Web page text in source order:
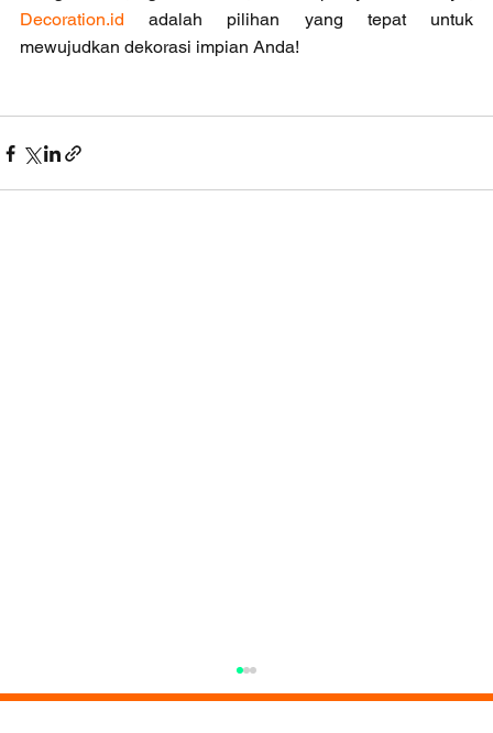
Decoration.id adalah pilihan yang tepat untuk
mewujudkan dekorasi impian Anda!